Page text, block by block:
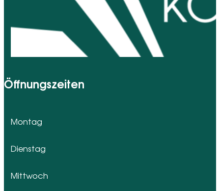
Öffnungszeiten
Montag
Dienstag
Mittwoch